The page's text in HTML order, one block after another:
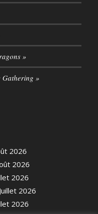
»
»
2026
2026
2026
2026
2026